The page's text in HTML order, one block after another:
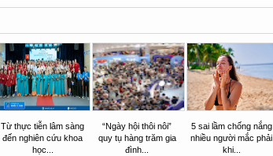
Từ thực tiễn lâm sàng
đến nghiên cứu khoa
học...
“Ngày hội thôi nôi”
quy tụ hàng trăm gia
đình...
5 sai lầm chống nắng
nhiều người mắc phải
khi...